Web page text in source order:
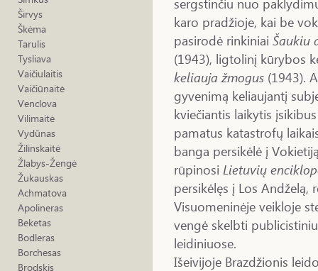
Širvys
Škėma
Tarulis
Tysliava
Vaičiulaitis
Vaičiūnaitė
Venclova
Vilimaitė
Vydūnas
Žilinskaitė
Žlabys-Žengė
Žukauskas
Achmatova
Apolineras
Beketas
Bodleras
Borchesas
Brodskis
karo pradžioje, kai be
pasirodė rinkiniai Šaukiu
(1943), ligtolinį kūrybos
keliauja žmogus (1943).
gyvenimą keliaujantį
kviečiantis laikytis
pamatus katastrofų
banga persikėlė į
rūpinosi Lietuvių
persikėlęs į Los Andželą,
Visuomeninėje veikloje
vengė skelbti
leidiniuose.
Išeivijoje Brazdžionis